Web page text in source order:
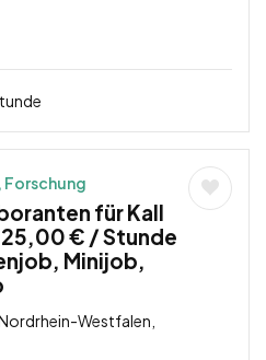
für Kall
€ / Stunde
Minijob,
Westfalen,